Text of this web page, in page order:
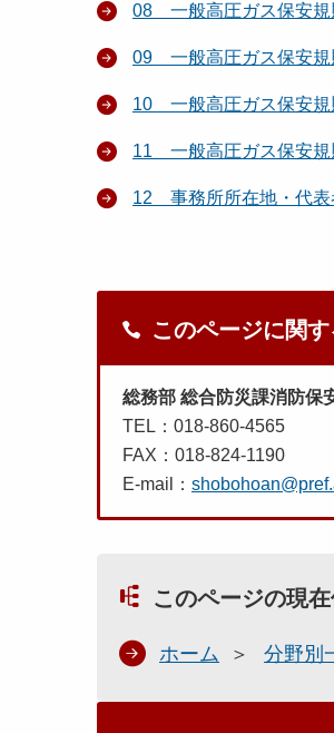
08 一般高圧ガス保安
09 一般高圧ガス保安
10 一般高圧ガス保安
11 一般高圧ガス保安
12 事務所所在地・代表
このページに関
総務部 総合防災課消防保
TEL：018-860-4565
FAX：018-824-1190
E-mail：
このページの現
ホーム 分野別